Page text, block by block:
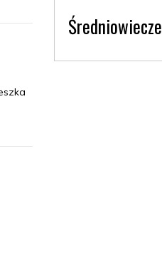
Średniowiecze